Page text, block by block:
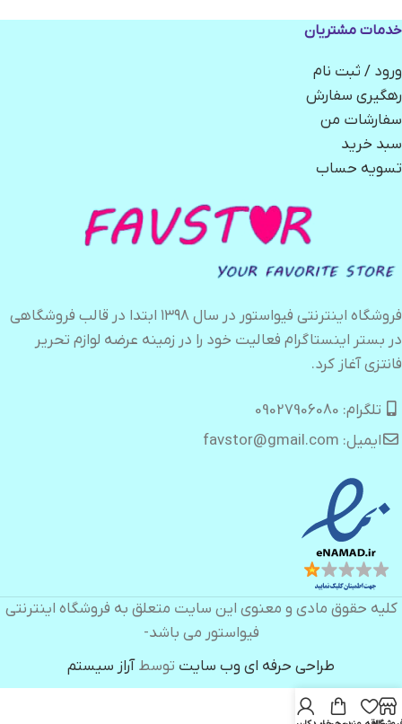
خدمات مشتریان
ورود / ثبت نام
رهگیری سفارش
سفارشات من
سبد خرید
تسویه حساب
فروشگاه اینترنتی فیواستور در سال ۱۳۹۸ ابتدا در قالب فروشگاهی
در بستر اینستاگرام فعالیت خود را در زمینه عرضه لوازم تحریر
فانتزی آغاز کرد.
تلگرام: 09027906080
ایمیل: favstor@gmail.com
کلیه حقوق مادی و معنوی این سایت متعلق به فروشگاه اینترنتی
فیواستور می باشد-
طراحی حرفه ای وب سایت توسطآراز سیستم